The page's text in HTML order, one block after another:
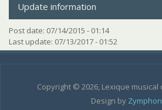
Update information
Post date: 07/14/2015 - 01:14
Last update: 07/13/2017 - 01:52
Copyright © 2026, Lexique musical
Design by